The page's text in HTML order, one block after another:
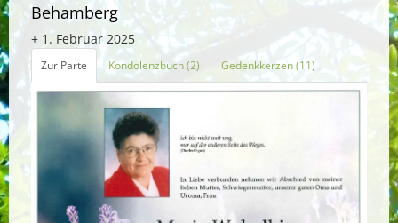
Behamberg
+ 1. Februar 2025
Zur Parte Kondolenzbuch (2) Gedenkkerzen (11)